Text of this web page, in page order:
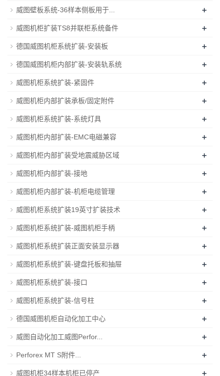
威图壁板系统-36样本侧板用于... +
威图机柜扩装TS8并联柜系统备件 +
德国威图机柜系统扩装-安装板 +
德国威图机柜内部扩装-安装轨系统 +
威图机柜系统扩装-紧固件 +
威图机柜内部扩装承板/固定附件 +
威图机柜系统扩装-系统灯具 +
威图机柜内部扩装-EMC电磁兼容 +
威图机柜内部扩装受地震威胁区域 +
威图机柜内部扩装-接地 +
威图机柜内部扩装-机柜电缆管理 +
威图机柜系统扩装19英寸扩装技术 +
威图机柜系统扩装-威图机柜手柄 +
威图机柜系统扩装正面安装显示器 +
威图机柜系统扩装-键盘托板和抽屉 +
威图机柜系统扩装-接口 +
威图机柜系统扩装-信号柱 +
德国威图机柜自动化加工中心 +
威图自动化加工威图Perfor... +
Perforex MT S附件... +
威图机柜34样本机柜已停产 +